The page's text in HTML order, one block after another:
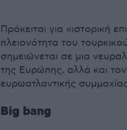
Πρόκειται για «ιστορική
πλειονότητα του
σημειώνεται σε μια
της Ευρώπης, αλλά και
ευρωατλαντικής
Βig bang